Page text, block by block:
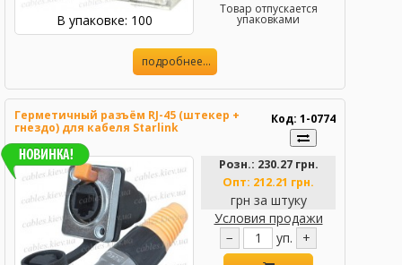
В упаковке: 100
Товар отпускается
упаковками
подробнее...
Герметичный разъём RJ-45 (штекер +
гнездо) для кабеля Starlink
Код: 1-0774
Розн.: 230.27 грн.
Опт: 212.21 грн.
грн за штуку
Условия продажи
−
уп. +